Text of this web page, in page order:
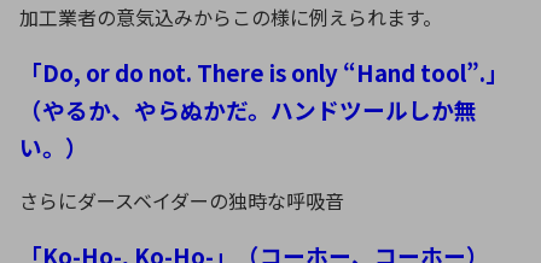
加工業者の意気込みからこの様に例えられます。
「Do, or do not. There is only “Hand tool”.」
（やるか、やらぬかだ。ハンドツールしか無
い。）
さらにダースベイダーの独時な呼吸音
「Ko-Ho-, Ko-Ho-」（コーホー、コーホー）